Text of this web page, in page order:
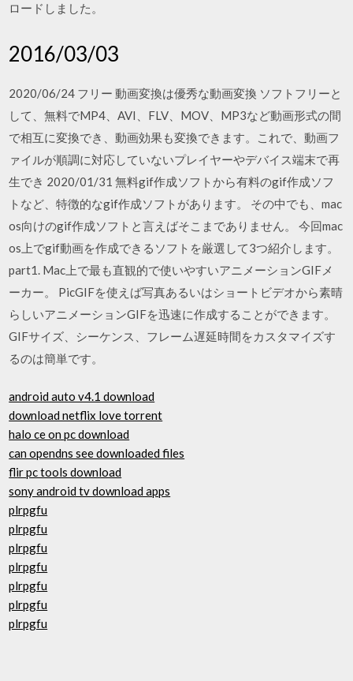
ロードしました。
2016/03/03
2020/06/24 フリー 動画変換は優秀な動画変換 ソフトフリーと
して、無料でMP4、AVI、FLV、MOV、MP3など動画形式の間
で相互に変換でき、動画効果も変換できます。これで、動画フ
ァイルが順調に対応していないプレイヤーやデバイス端末で再
生でき 2020/01/31 無料gif作成ソフトから有料のgif作成ソフ
トなど、特徴的なgif作成ソフトがあります。 その中でも、mac
os向けのgif作成ソフトと言えばそこまでありません。 今回mac
os上でgif動画を作成できるソフトを厳選して3つ紹介します。
part1. ‎Mac上で最も直観的で使いやすいアニメーションGIFメ
ーカー。 PicGIFを使えば写真あるいはショートビデオから素晴
らしいアニメーションGIFを迅速に作成することができます。
GIFサイズ、シーケンス、フレーム遅延時間をカスタマイズす
るのは簡単です。
android auto v4.1 download
download netflix love torrent
halo ce on pc download
can opendns see downloaded files
flir pc tools download
sony android tv download apps
plrpgfu
plrpgfu
plrpgfu
plrpgfu
plrpgfu
plrpgfu
plrpgfu